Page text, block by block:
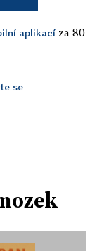
aplikací za 80
se